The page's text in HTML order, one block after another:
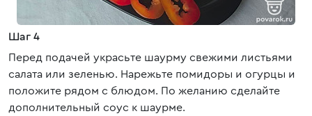
Шаг 4
Перед подачей украсьте шаурму свежими листьями
салата или зеленью. Нарежьте помидоры и огурцы и
положите рядом с блюдом. По желанию сделайте
дополнительный соус к шаурме.